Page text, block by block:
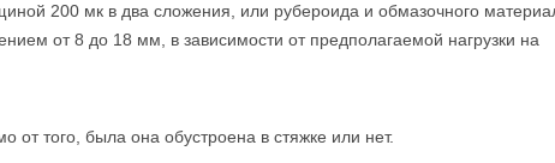
200 мк в два сложения, или рубероида и обмазочного
от 8 до 18 мм, в зависимости от предполагаемой нагрузки на
того, была она обустроена в стяжке или нет.